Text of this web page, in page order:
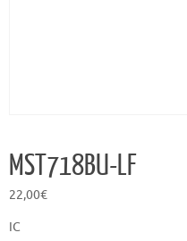
MST718BU-LF
22,00€
IC